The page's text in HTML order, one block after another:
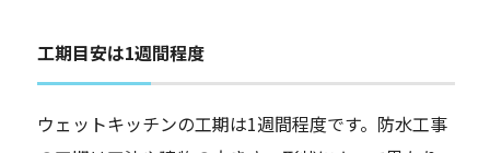
工期目安は1週間程度
ウェットキッチンの工期は1週間程度です。防水工事